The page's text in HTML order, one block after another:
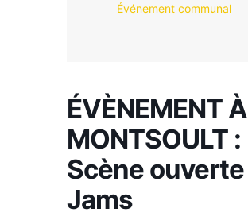
Événement communal
ÉVÈNEMENT À
MONTSOULT :
Scène ouverte
Jams